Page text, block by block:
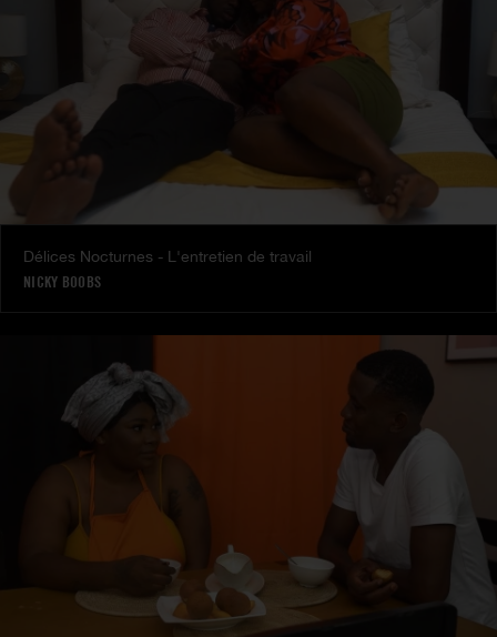
Délices Nocturnes - L'entretien de travail
NICKY BOOBS